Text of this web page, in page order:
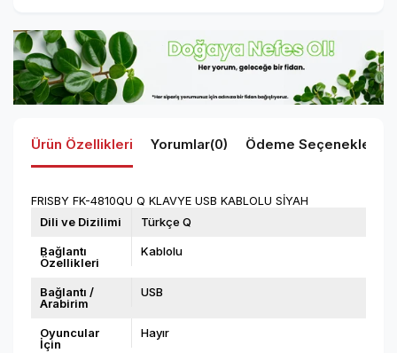
Ürün Özellikleri Yorumlar(0) Ödeme Seçenekleri
FRISBY FK-4810QU Q KLAVYE USB KABLOLU SİYAH
Dili ve Dizilimi Türkçe Q
Bağlantı
Özellikleri
Kablolu
Bağlantı /
Arabirim
USB
Oyuncular
İçin
Hayır